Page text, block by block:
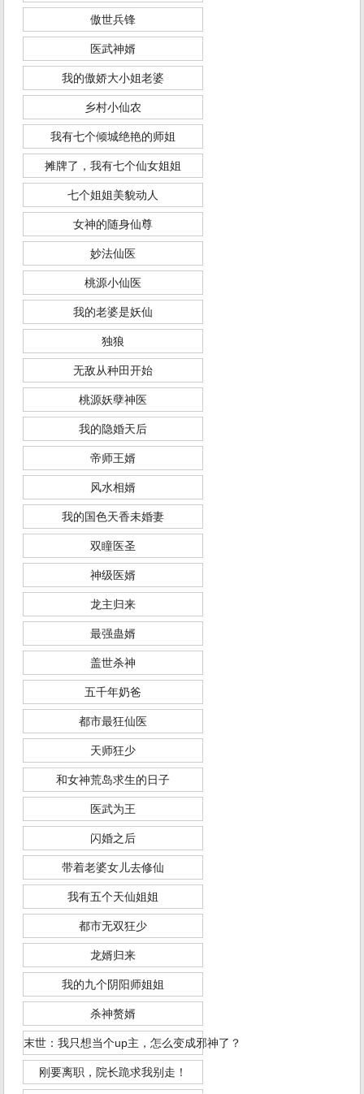
傲世兵锋
医武神婿
我的傲娇大小姐老婆
乡村小仙农
我有七个倾城绝艳的师姐
摊牌了，我有七个仙女姐姐
七个姐姐美貌动人
女神的随身仙尊
妙法仙医
桃源小仙医
我的老婆是妖仙
独狼
无敌从种田开始
桃源妖孽神医
我的隐婚天后
帝师王婿
风水相婿
我的国色天香未婚妻
双瞳医圣
神级医婿
龙主归来
最强蛊婿
盖世杀神
五千年奶爸
都市最狂仙医
天师狂少
和女神荒岛求生的日子
医武为王
闪婚之后
带着老婆女儿去修仙
我有五个天仙姐姐
都市无双狂少
龙婿归来
我的九个阴阳师姐姐
杀神赘婿
末世：我只想当个up主，怎么变成邪神了？
刚要离职，院长跪求我别走！